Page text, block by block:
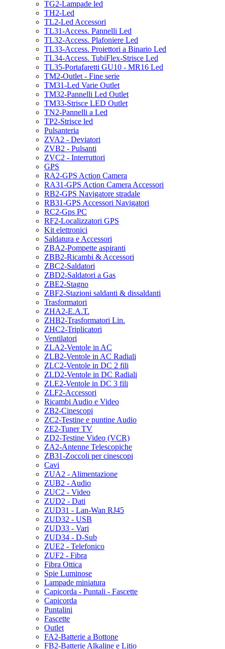
TG2-Lampade led
TH2-Led
TL2-Led Accessori
TL31-Access. Pannelli Led
TL32-Access. Plafoniere Led
TL33-Access. Proiettori a Binario Led
TL34-Access. TubiFlex-Strisce Led
TL35-Portafaretti GU10 - MR16 Led
TM2-Outlet - Fine serie
TM31-Led Varie Outlet
TM32-Pannelli Led Outlet
TM33-Strisce LED Outlet
TN2-Pannelli a Led
TP2-Strisce led
Pulsanteria
ZVA2 - Deviatori
ZVB2 - Pulsanti
ZVC2 - Interruttori
GPS
RA2-GPS Action Camera
RA31-GPS Action Camera Accessori
RB2-GPS Navigatore stradale
RB31-GPS Accessori Navigatori
RC2-Gps PC
RF2-Localizzatori GPS
Kit elettronici
Saldatura e Accessori
ZBA2-Pompette aspiranti
ZBB2-Ricambi & Accessori
ZBC2-Saldatori
ZBD2-Saldatori a Gas
ZBE2-Stagno
ZBF2-Stazioni saldanti & dissaldanti
Trasformatori
ZHA2-E.A.T.
ZHB2-Trasformatori Lin.
ZHC2-Triplicatori
Ventilatori
ZLA2-Ventole in AC
ZLB2-Ventole in AC Radiali
ZLC2-Ventole in DC 2 fili
ZLD2-Ventole in DC Radiali
ZLE2-Ventole in DC 3 fili
ZLF2-Accessori
Ricambi Audio e Video
ZB2-Cinescopi
ZC2-Testine e puntine Audio
ZE2-Tuner TV
ZD2-Testine Video (VCR)
ZA2-Antenne Telescopiche
ZB31-Zoccoli per cinescopi
Cavi
ZUA2 - Alimentazione
ZUB2 - Audio
ZUC2 - Video
ZUD2 - Dati
ZUD31 - Lan-Wan RJ45
ZUD32 - USB
ZUD33 - Vari
ZUD34 - D-Sub
ZUE2 - Telefonico
ZUF2 - Fibra
Fibra Ottica
Spie Luminose
Lampade miniatura
Capicorda - Puntali - Fascette
Capicorda
Puntalini
Fascette
Outlet
FA2-Batterie a Bottone
FB2-Batterie Alkaline e Litio